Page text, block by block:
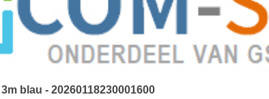
blau - 20260118230001600